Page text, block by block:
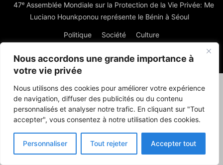
Nous accordons une grande importance à
votre vie privée
Nous utilisons des cookies pour améliorer votre expérience
de navigation, diffuser des publicités ou du contenu
personnalisés et analyser notre trafic. En cliquant sur "Tout
accepter", vous consentez à notre utilisation des cookies.
Personnaliser Tout rejeter Accepter tout
47ᵉ Assemblée Mondiale sur la Protection de la Vie Privée: Me
Luciano Hounkponou représente le Bénin à Séoul
Politique Société Culture
© Powered by digitXplus Francophone